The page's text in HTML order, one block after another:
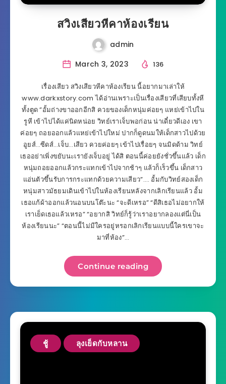
สวิงเสียวหีคาห้องเรียน
admin
March 3, 2023
136
เรื่องเสียว สวิงเสียวหีคาห้องเรียน นี้อยากมาเล่าให้
www.darkxstory.com ได้อ่านเพราะเป็นเรื่องเสียวที่เสียบทั้งหี
ทั้งตูด ”อั้มถ่างขาออกอีกสิ ควยของเด็กหนุ่มค่อยๆ แหย่เข้าไปใน
รูหี เข้าไปได้แค่นิดหน่อย วิทย์เราเจ็บพอก่อน น่าเดี๋ยวดีเอง เขา
ค่อยๆ ถอยออกแล้วแหย่เข้าไปใหม่ ปากก็ดูดนมให้เด็กสาวไปด้วย
อูยส์…ซีดส์…เจ็บ…เสียว ควยค่อยๆ เข้าไปเรื่อยๆ จนมิดด้าม วิทย์
เธออย่าเพิ่งขยับนะเรายังเจ็บอยู่ ได้สิ ตอนนี้ค่อยยังชั่วขึ้นแล้ว เด็ก
หนุ่มถอยออกแล้วกระแทกเข้าไปจากช้าๆ แล้วก็เร็วขึ้น เด็กสาว
แอ่นตัวขึ้นรับการกระแทกด้วยความเสียว”…. อั้มกับวิทย์สองเด็ก
หนุ่มสาวมัธยมเดินเข้าไปในห้องเรียนหลังจากเลิกเรียนแล้ว อั้ม
เธอแก้ผ้าออกแล้วนอนบนโต๊ะนะ “จะดีเหรอ” “ดีสิเธอไม่อยากให้
เราเย็ดเธอแล้วเหรอ” “อยากสิ วิทย์ก็รู้ว่าเราอยากลองแต่นี่เป็น
ห้องเรียนนะ” “ตอนนี้ไม่มีใครอยู่หรอกเลิกเรียนแบบนี้ใครเขาจะ
มาที่ห้อง”…
Continue reading
ชู้ ลุงเย็ดกับหลาน